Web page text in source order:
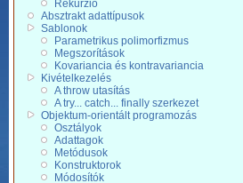
Rekurzió
Absztrakt adattípusok
Sablonok
Parametrikus polimorfizmus
Megszorítások
Kovariancia és kontravariancia
Kivételkezelés
A throw utasítás
A try... catch... finally szerkezet
Objektum-orientált programozás
Osztályok
Adattagok
Metódusok
Konstruktorok
Módosítók